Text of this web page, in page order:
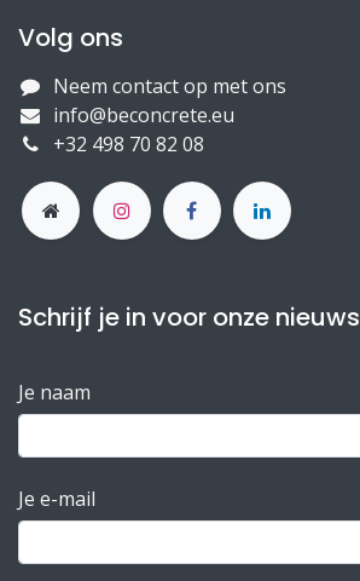
Volg ons
Neem contact op met ons
info@beconcrete.eu
+32 498 70 82 08
Schrijf je in voor onze
Je naam
Je e-mail